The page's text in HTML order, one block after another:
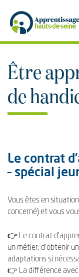
contenu
recherche
Être
de
Le contrat
– spécial
Vous êtes en
concerné) et vous
👉 Le contrat
un métier, d’obtenir
adaptations si
👉 La différence avec